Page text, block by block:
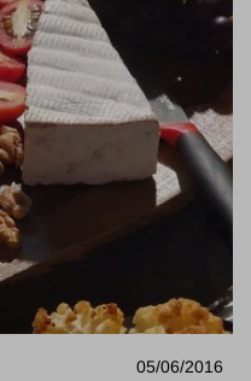
05/06/2016